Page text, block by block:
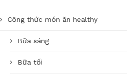
Công thức món ăn healthy
Bữa sáng
Bữa tối